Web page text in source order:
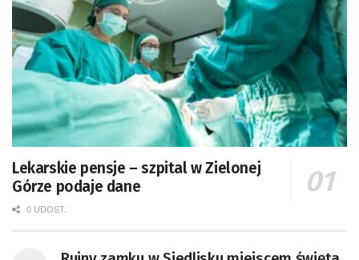
Lekarskie pensje – szpital w Zielonej
Górze podaje dane
0 UDOST.